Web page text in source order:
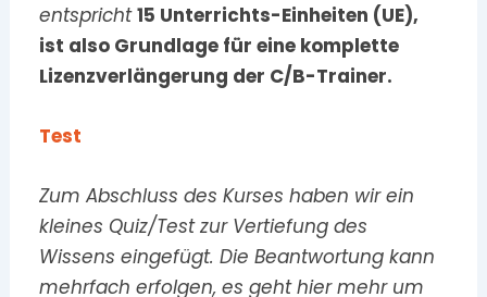
entspricht15 Unterrichts-Einheiten (UE),
ist also Grundlage für eine komplette
Lizenzverlängerung der C/B-Trainer.
Test
Zum Abschluss des Kurses haben wir ein
kleines Quiz/Test zur Vertiefung des
Wissens eingefügt. Die Beantwortung kann
mehrfach erfolgen, es geht hier mehr um